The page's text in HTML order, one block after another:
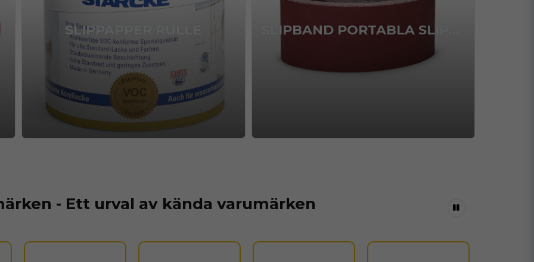
SLIPPAPPER RULLE
- Ett urval av kända varumärken